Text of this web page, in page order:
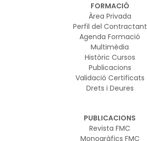
FORMACIÓ
Àrea Privada
Perfil del Contractant
Agenda Formació
Multimèdia
Històric Cursos
Publicacions
Validació Certificats
Drets i Deures
PUBLICACIONS
Revista FMC
Monogràfics FMC